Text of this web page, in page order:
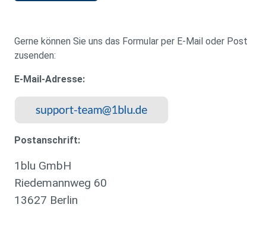
Gerne können Sie uns das Formular per E-Mail oder Post
zusenden:
E-Mail-Adresse:
Postanschrift:
1blu GmbH
Riedemannweg 60
13627 Berlin